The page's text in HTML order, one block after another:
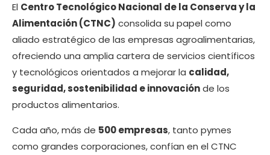
El Centro Tecnológico Nacional de la Conserva y la
Alimentación (CTNC) consolida su papel como
aliado estratégico de las empresas agroalimentarias,
ofreciendo una amplia cartera de servicios científicos
y tecnológicos orientados a mejorar la calidad,
seguridad, sostenibilidad e innovaciónde los
productos alimentarios.
Cada año, más de 500 empresas, tanto pymes
como grandes corporaciones, confían en el CTNC